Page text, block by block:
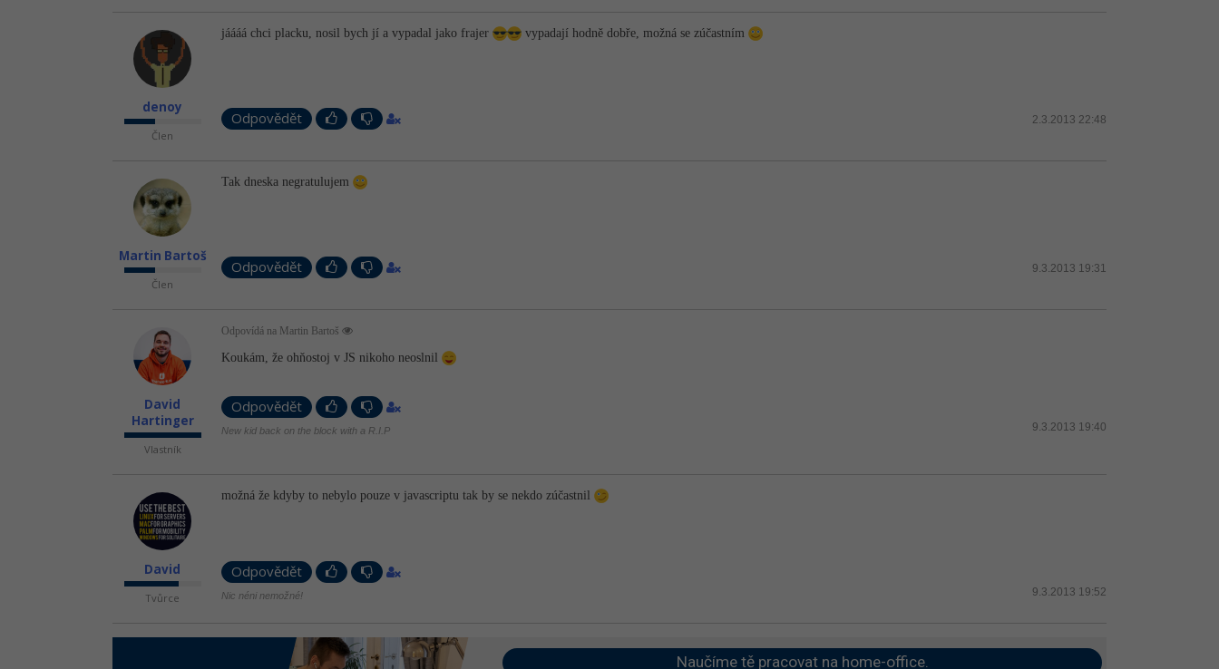
denoy
Člen
jáááá chci placku, nosil bych jí a vypadal jako frajer vypadají hodně dobře, možná se zúčastním
Odpovědět 2.3.2013 22:48
Martin Bartoš
Člen
Tak dneska negratulujem
Odpovědět 9.3.2013 19:31
David
Hartinger
Vlastník
Odpovídá na Martin Bartoš
Koukám, že ohňostoj v JS nikoho neoslnil
Odpovědět
9.3.2013 19:40
New kid back on the block with a R.I.P
David
Tvůrce
možná že kdyby to nebylo pouze v javascriptu tak by se nekdo zúčastnil
Odpovědět
9.3.2013 19:52
Nic néni nemožné!
Naučíme tě pracovat na home-office.